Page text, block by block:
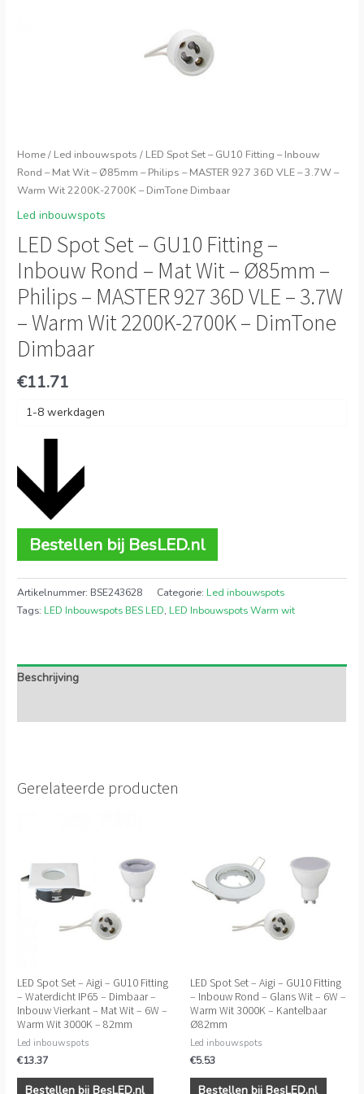
Home/ Led inbouwspots / LED Spot Set – GU10 Fitting – Inbouw
Rond – Mat Wit – Ø85mm – Philips – MASTER 927 36D VLE – 3.7W –
Warm Wit 2200K-2700K – DimTone Dimbaar
Led inbouwspots
LED Spot Set – GU10 Fitting –
Inbouw Rond – Mat Wit – Ø85mm –
Philips – MASTER 927 36D VLE – 3.7W
– Warm Wit 2200K-2700K – DimTone
Dimbaar
€11.71
1-8 werkdagen
Bestellen bij BesLED.nl
Artikelnummer: BSE243628 Categorie: Led inbouwspots
Tags: LED Inbouwspots BES LED, LED Inbouwspots Warm wit
Beschrijving
Gerelateerde producten
LED Spot Set – Aigi – GU10 Fitting
– Waterdicht IP65 – Dimbaar –
Inbouw Vierkant – Mat Wit – 6W –
Warm Wit 3000K – 82mm
Led inbouwspots
€13.37
Bestellen bij BesLED.nl
LED Spot Set – Aigi – GU10 Fitting
– Inbouw Rond – Glans Wit – 6W –
Warm Wit 3000K – Kantelbaar
Ø82mm
Led inbouwspots
€5.53
Bestellen bij BesLED.nl